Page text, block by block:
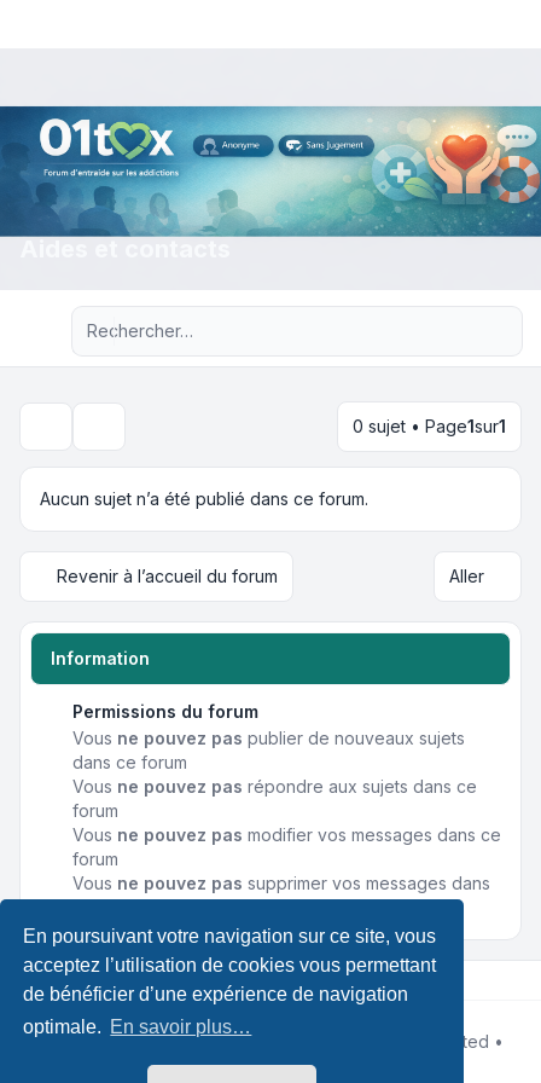
En poursuivant votre navigation sur ce site, vous
acceptez l’utilisation de cookies vous permettant
de bénéficier d’une expérience de navigation
optimale. En savoir plus…
Recherche avancée
0 sujet • Page1sur1
Aucun sujet n’a été publié dans ce forum.
Revenir à l’accueil du forum Aller
Information
Permissions du forum
Vous ne pouvez pas publier de nouveaux sujets
dans ce forum
Vous ne pouvez pas répondre aux sujets dans ce
forum
Vous ne pouvez pas modifier vos messages dans ce
forum
Vous ne pouvez pas supprimer vos messages dans
Développé parphpBB® Forum Software © phpBB Limited •
Leenoz